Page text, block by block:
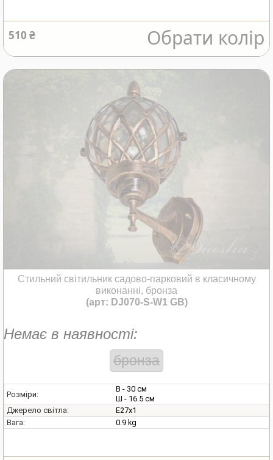
510 ₴ Обрати колір
Стильний світильник садово-парковий в класичному
виконанні, бронза
(арт: DJ070-S-W1 GB)
Немає в наявності:
бронза
Розміри:
В - 30 см
Ш - 16.5 см
Джерело світла:
E27х1
Вага:
0.9 kg